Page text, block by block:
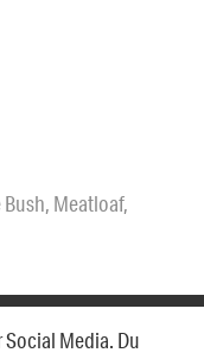
Bush, Meatloaf,
Media. Du